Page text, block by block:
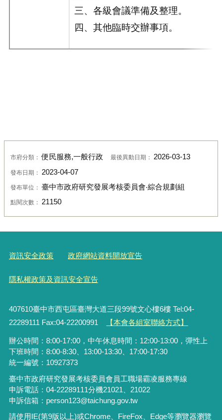
三、各級會議準備及整理。
四、其他臨時交辦事項。
市府分類：便民服務,一般行政 最後異動日期： 2026-03-13
發布日期： 2023-04-07
發布單位： 臺中市政府研究發展考核委員會‧綜合規劃組
點閱次數： 21150
資訊安全政策 政府網站資料開放宣告
隱私權政策及資訊安全宣告
407610臺中市西屯區臺灣大道三段99號文心樓6樓 Tel:04-
22289111 Fax:04-22200991
【本會各組室聯絡方式】
辦公時間：8:00-17:00，中午休息時間：12:00-13:00，彈性上
下班時間：8:00-8:30、13:00-13:30、17:00-17:30
統一編號：10927373
臺中市政府研究發展考核委員會員工職場霸凌服務專線
申訴電話：04-22289111分機21021、21022
申訴信箱：person123@taichung.gov.tw
請使用IE(第9版以上)或Chrome、FireFox、Edge等瀏覽器瀏覽